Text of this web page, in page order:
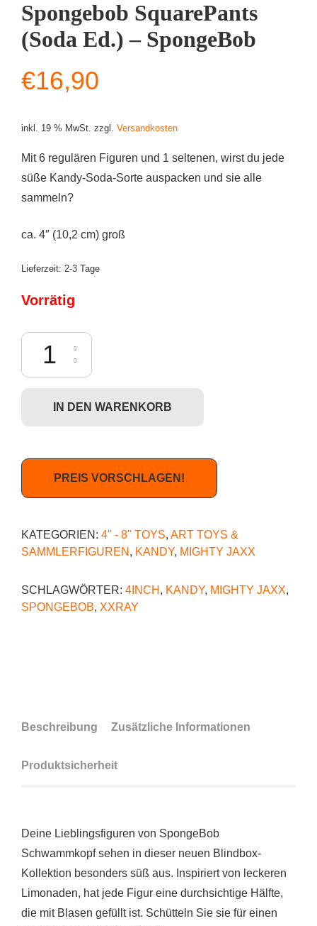
Spongebob SquarePants
(Soda Ed.) – SpongeBob
€16,90
inkl. 19 % MwSt. zzgl. Versandkosten
Mit 6 regulären Figuren und 1 seltenen, wirst du jede
süße Kandy-Soda-Sorte auspacken und sie alle
sammeln?
ca. 4″ (10,2 cm) groß
Lieferzeit: 2-3 Tage
Vorrätig
Mighty Jaxx Kandy x Spongebob SquarePants (Soda Ed.) - SpongeBob
IN DEN WARENKORB
PREIS VORSCHLAGEN!
KATEGORIEN: 4" - 8" TOYS, ART TOYS &
SAMMLERFIGUREN , KANDY, MIGHTY JAXX
SCHLAGWÖRTER: 4INCH , KANDY, MIGHTY JAXX,
SPONGEBOB, XXRAY
Beschreibung Zusätzliche Informationen
Produktsicherheit
Deine Lieblingsfiguren von SpongeBob
Schwammkopf sehen in dieser neuen Blindbox-
Kollektion besonders süß aus. Inspiriert von leckeren
Limonaden, hat jede Figur eine durchsichtige Hälfte,
die mit Blasen gefüllt ist. Schütteln Sie sie für einen